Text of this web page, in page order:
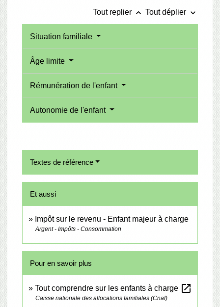
Tout replier keyboard_arrow_up Tout déplier keyboard_arrow_down
Situation familiale
Âge limite
Rémunération de l'enfant
Autonomie de l'enfant
Textes de référence
Et aussi
Impôt sur le revenu - Enfant majeur à charge
Argent - Impôts - Consommation
Pour en savoir plus
Tout comprendre sur les enfants à charge open_in_new
Caisse nationale des allocations familiales (Cnaf)